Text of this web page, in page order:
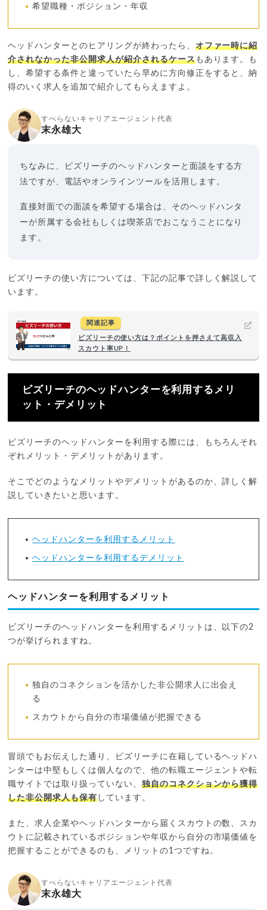
希望職種・ポジション・年収
ヘッドハンターとのヒアリングが終わったら、 オファー時に紹
介されなかった非公開求人が紹介されるケースもあります。も
し、希望する条件と違っていたら早めに方向修正をすると、納
得のいく求人を追加で紹介してもらえますよ。
すべらないキャリアエージェント代表
末永雄大
ちなみに、ビズリーチのヘッドハンターと面談をする方
法ですが、電話やオンラインツールを活用します。
直接対面での面談を希望する場合は、そのヘッドハンタ
ーが所属する会社もしくは喫茶店でおこなうことになり
ます。
ビズリーチの使い方については、下記の記事で詳しく解説して
います。
関連記事
ビズリーチの使い方は？ポイントを押さえて高収入
スカウト率UP！
ビズリーチのヘッドハンターを利用するメリ
ット・デメリット
ビズリーチのヘッドハンターを利用する際には、もちろんそれ
ぞれメリット・デメリットがあります。
そこでどのようなメリットやデメリットがあるのか、詳しく解
説していきたいと思います。
ヘッドハンターを利用するメリット
ヘッドハンターを利用するデメリット
ヘッドハンターを利用するメリット
ビズリーチのヘッドハンターを利用するメリットは、以下の2
つが挙げられますね。
独自のコネクションを活かした非公開求人に出会え
る
スカウトから自分の市場価値が把握できる
冒頭でもお伝えした通り、ビズリーチに在籍しているヘッドハ
ンターは中堅もしくは個人なので、他の転職エージェントや転
職サイトでは取り扱っていない、 独自のコネクションから獲得
した非公開求人も保有 しています。
また、求人企業やヘッドハンターから届くスカウトの数、スカ
ウトに記載されているポジションや年収から自分の市場価値を
把握することができるのも、メリットの1つですね。
すべらないキャリアエージェント代表
末永雄大